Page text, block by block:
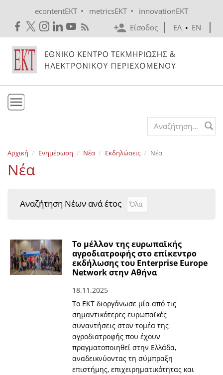
econtentEKT • metricsEKT •
innovationEKT
Είσοδος
ΕΛ • EN
Εκδόσεις
Ενημέρωση
Search form
Αρχική Ενημέρωση Νέα Εκδηλώσεις Νέα
Νέα
Αναζήτηση Νέων ανά έτος Αναζήτηση Νέων ανά
Year
Το μέλλον της ευρωπαϊκής
αγροδιατροφής στο επίκεντρο
εκδήλωσης του Enterprise Europe
Network στην Αθήνα
18.11.2025
Το ΕΚΤ διοργάνωσε μία από τις
σημαντικότερες ευρωπαϊκές
συναντήσεις στον τομέα της
αγροδιατροφής που έχουν
πραγματοποιηθεί στην Ελλάδα,
αναδεικνύοντας τη σύμπραξη
επιστήμης, επιχειρηματικότητας και